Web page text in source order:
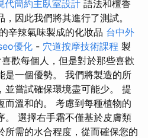
代簡約主臥室設計 語法和檀香
因此我們將其進行了測試。
辛辣氣味製成的化妝品 台中外
優化 - 穴道按摩技術課程 製
歡每個人，但是對於那些喜歡
是一個優勢。 我們將製造的所
並嘗試確保環境盡可能少。 提
而溫和的。 考慮到每種植物的
。 選擇右手霜不僅基於皮膚類
所需的水合程度，從而確保您的